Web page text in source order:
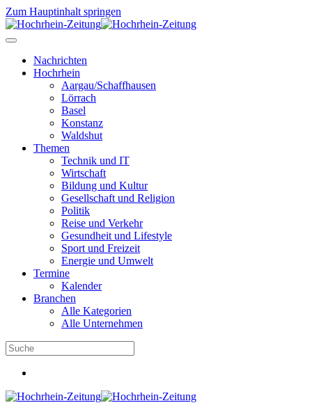
Zum Hauptinhalt springen
Nachrichten
Hochrhein
Aargau/Schaffhausen
Lörrach
Basel
Konstanz
Waldshut
Themen
Technik und IT
Wirtschaft
Bildung und Kultur
Gesellschaft und Religion
Politik
Reise und Verkehr
Gesundheit und Lifestyle
Sport und Freizeit
Energie und Umwelt
Termine
Kalender
Branchen
Alle Kategorien
Alle Unternehmen